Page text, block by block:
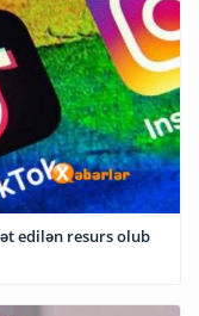
edilən resurs olub